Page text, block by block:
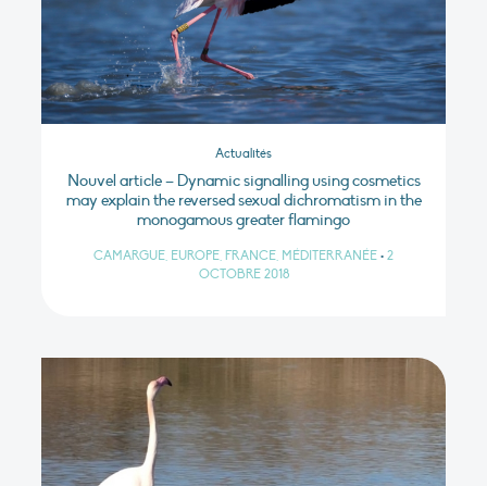
Actualités
Nouvel article – Dynamic signalling using cosmetics
may explain the reversed sexual dichromatism in the
monogamous greater flamingo
CAMARGUE, EUROPE, FRANCE, MÉDITERRANÉE • 2
OCTOBRE 2018